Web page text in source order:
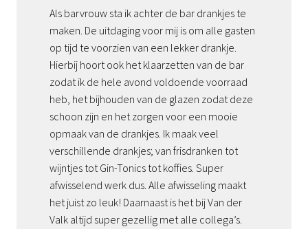
Als barvrouw sta ik achter de bar drankjes te
maken. De uitdaging voor mij is om alle gasten
op tijd te voorzien van een lekker drankje.
Hierbij hoort ook het klaarzetten van de bar
zodat ik de hele avond voldoende voorraad
heb, het bijhouden van de glazen zodat deze
schoon zijn en het zorgen voor een mooie
opmaak van de drankjes. Ik maak veel
verschillende drankjes; van frisdranken tot
wijntjes tot Gin-Tonics tot koffies. Super
afwisselend werk dus. Alle afwisseling maakt
het juist zo leuk! Daarnaast is het bij Van der